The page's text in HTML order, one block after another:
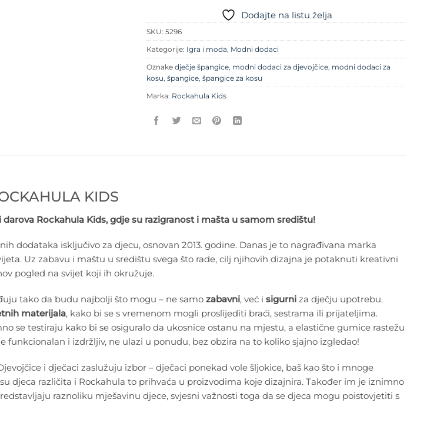
Dodajte na listu želja
SKU: 5296
Kategorije: Igra i moda, Modni dodaci
Oznake dječje špangice, modni dodaci za djevojčice, modni dodaci za
kosu, špangice, špangice za kosu
Marka: Rockahula Kids
KIDS
Rockahula Kids, gdje su razigranost i mašta u samom središtu!
dodataka isključivo za djecu, osnovan 2013. godine. Danas je to nagrađivana marka
Uz zabavu i maštu u središtu svega što rade, cilj njihovih dizajna je potaknuti kreativni
pogled na svijet koji ih okružuje.
tako da budu najbolji što mogu – ne samo zabavni, već i sigurni za dječju upotrebu.
materijala, kako bi se s vremenom mogli proslijediti braći, sestrama ili prijateljima.
se testiraju kako bi se osiguralo da ukosnice ostanu na mjestu, a elastične gumice rastežu
funkcionalan i izdržljiv, ne ulazi u ponudu, bez obzira na to koliko sjajno izgledao!
i dječaci zaslužuju izbor – dječaci ponekad vole šljokice, baš kao što i mnoge
djeca različita i Rockahula to prihvaća u proizvodima koje dizajnira. Također im je iznimno
raznoliku mješavinu djece, svjesni važnosti toga da se djeca mogu poistovjetiti s